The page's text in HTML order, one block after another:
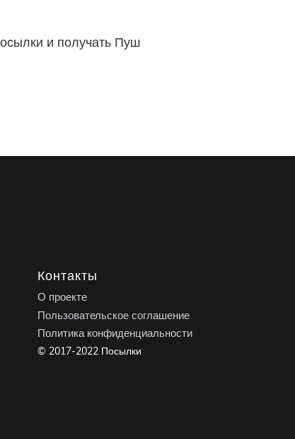
и получать Пуш
Контакты
О проекте
Пользовательское соглашение
Политика конфиденциальности
© 2017-2022 Посылки